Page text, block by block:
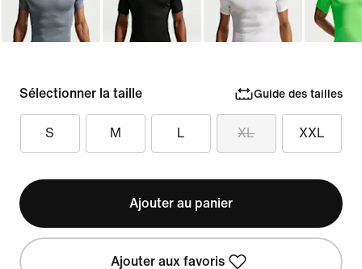
Sélectionner la taille Guide des tailles
S M L XL XXL
Ajouter au panier
Ajouter aux favoris